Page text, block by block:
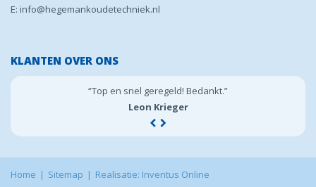
E: info@hegemankoudetechniek.nl
KLANTEN OVER ONS
“Top en snel geregeld! Bedankt.”
Leon Krieger
Home Sitemap Realisatie: Inventus Online